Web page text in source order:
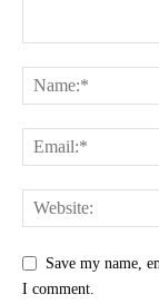
Save my name,
I comment.